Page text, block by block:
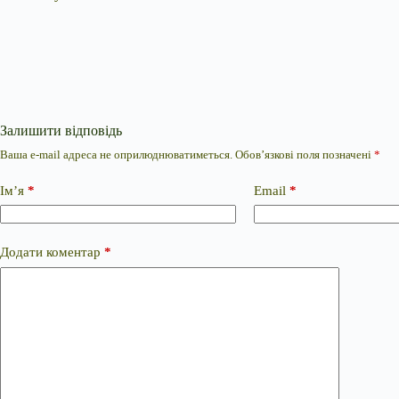
Залишити відповідь
Ваша e-mail адреса не оприлюднюватиметься. Обов’язкові поля позначені *
Ім’я * Email *
Додати коментар *